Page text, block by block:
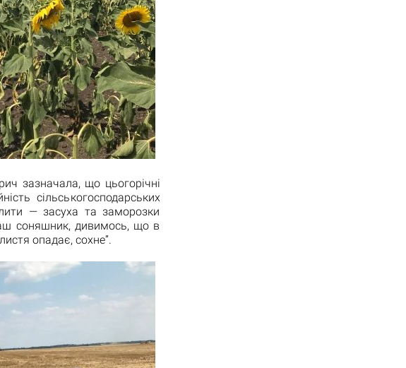
зазначала, що цьогорічні
сільськогосподарських
— засуха та заморозки
соняшник, дивимось, що в
опадає, сохне”.